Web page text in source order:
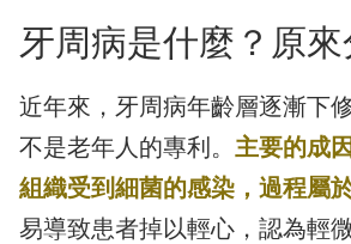
牙周病是什麼？原
近年來，牙周病年齡層逐漸下
不是老年人的專利。 主要的成
組織受到細菌的感染，過程屬
易導致患者掉以輕心，認為輕